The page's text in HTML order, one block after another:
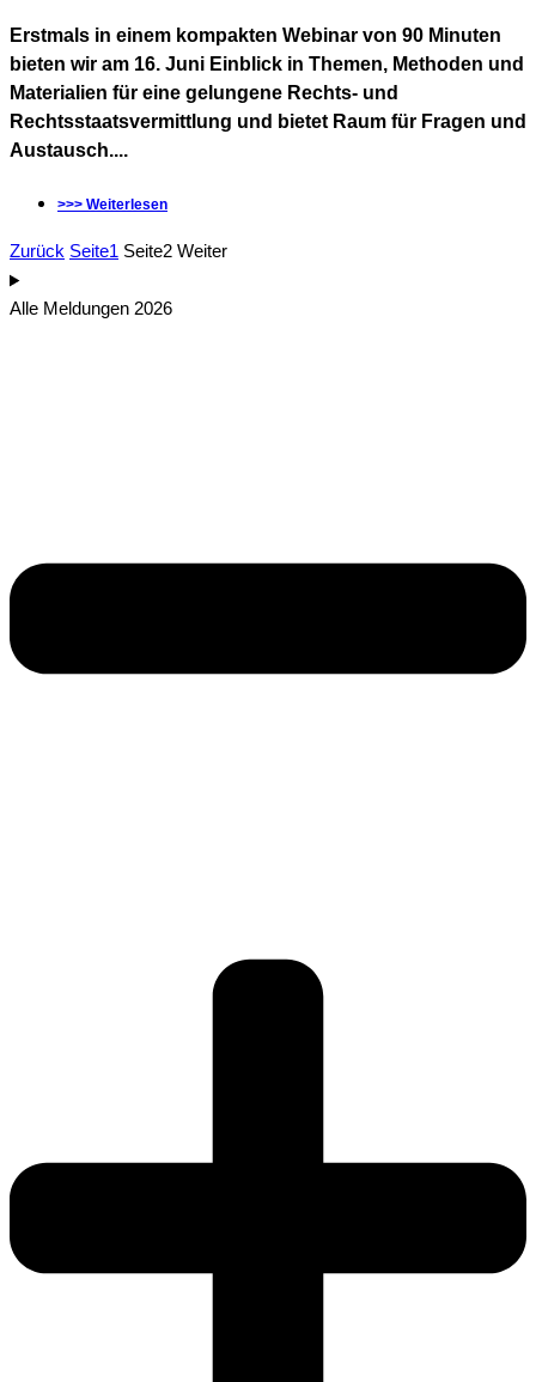
Erstmals in einem kompakten Webinar von 90 Minuten
bieten wir am 16. Juni Einblick in Themen, Methoden und
Materialien für eine gelungene Rechts- und
Rechtsstaatsvermittlung und bietet Raum für Fragen und
Austausch....
>>> Weiterlesen
Zurück Seite1 Seite2 Weiter
Alle Meldungen 2026